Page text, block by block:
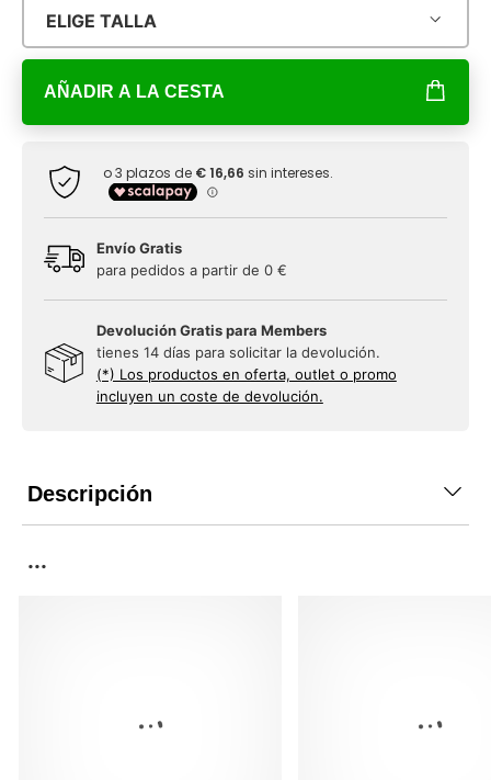
ELIGE TALLA
AÑADIR A LA CESTA
Envío Gratis
para pedidos a partir de 0 €
Devolución Gratis para Members
tienes 14 días para solicitar la devolución.
(*) Los productos en oferta, outlet o promo
incluyen un coste de devolución.
Descripción
...